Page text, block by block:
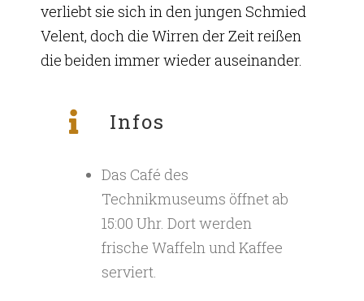
verliebt sie sich in den jungen Schmied
Velent, doch die Wirren der Zeit reißen
die beiden immer wieder auseinander.
Infos
Das Café des
Technikmuseums öffnet ab
15:00 Uhr. Dort werden
frische Waffeln und Kaffee
serviert.